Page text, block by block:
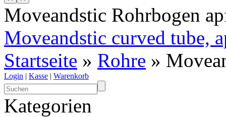
Moveandstic Rohrbogen
Moveandstic curved tube,
Startseite » Rohre »
Login | Kasse | Warenkorb
Kategorien